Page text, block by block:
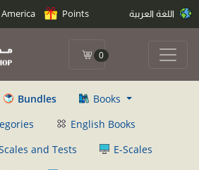
Points
0
Bundles
Books
English Books
and Tests
E-Scales